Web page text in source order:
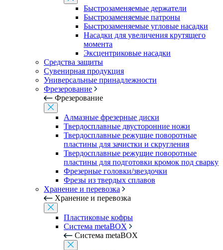
Быстрозаменяемые держатели
Быстрозаменяемые патроны
Быстрозаменяемые угловые насадки
Насадки для увеличения крутящего
момента
Эксцентриковые насадки
Средства защиты
Сувенирная продукция
Универсальные принадлежности
Фрезерование
Фрезерование
Алмазные фрезерные диски
Твердосплавные двусторонние ножи
Твердосплавные режущие поворотные
пластины для зачистки и скругления
Твердосплавные режущие поворотные
пластины для подготовки кромок под сварку
Фрезерные головки/звездочки
Фрезы из твердых сплавов
Хранение и перевозка
Хранение и перевозка
Пластиковые кофры
Система metaBOX
Система metaBOX